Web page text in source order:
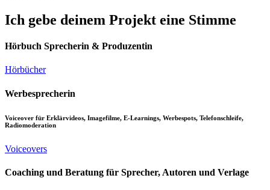
Ich gebe deinem Projekt eine Stimme
Hörbuch Sprecherin & Produzentin
Hörbücher
Werbesprecherin
Voiceover für Erklärvideos, Imagefilme, E-Learnings, Werbespots, Telefonschleife,
Radiomoderation
Voiceovers
Coaching und Beratung für Sprecher, Autoren und Verlage